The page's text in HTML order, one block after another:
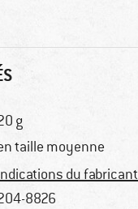
g
taille moyenne
du fabricant
8826